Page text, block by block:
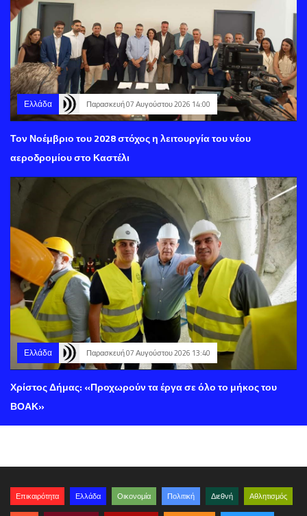
Ελλάδα Παρασκευή 07 Αυγούστου 2026 14:00
Τον Νοέμβριο του 2028 στόχος η λειτουργία του νέου
αεροδρομίου στο Καστέλι
Ελλάδα Παρασκευή 07 Αυγούστου 2026 13:40
Χρίστος Δήμας: «Προχωρούν τα έργα σε όλο το μήκος του
ΒΟΑΚ»
Επικαιρότητα Ελλάδα Οικονομία Πολιτική Διεθνή Αθλητισμός